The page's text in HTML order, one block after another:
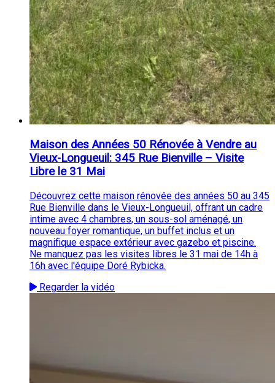
Maison des Années 50 Rénovée à Vendre au
Vieux-Longueuil: 345 Rue Bienville – Visite
Libre le 31 Mai
Découvrez cette maison rénovée des années 50 au 345
Rue Bienville dans le Vieux-Longueuil, offrant un cadre
intime avec 4 chambres, un sous-sol aménagé, un
nouveau foyer romantique, un buffet inclus et un
magnifique espace extérieur avec gazebo et piscine.
Ne manquez pas les visites libres le 31 mai de 14h à
16h avec l'équipe Doré Rybicka.
Regarder la vidéo